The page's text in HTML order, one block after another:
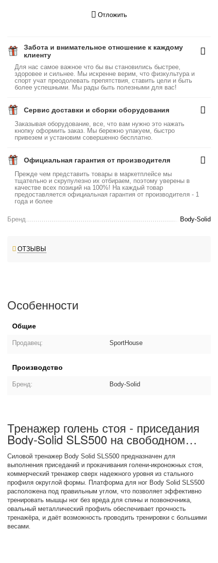
Отложить
Забота и внимательное отношение к каждому
клиенту
Для нас самое важное что бы вы становились быстрее,
здоровее и сильнее. Мы искренне верим, что физкультура и
спорт учат преодолевать препятствия, ставить цели и быть
более успешными. Мы рады быть полезными для вас!
Сервис доставки и сборки оборудования
Заказывая оборудование, все, что вам нужно это нажать
кнопку оформить заказ. Мы бережно упакуем, быстро
привезем и установим совершенно бесплатно.
Официальная гарантия от производителя
Прежде чем представить товары в маркетплейсе мы
тщательно и скрупулезно их отбираем, поэтому уверены в
качестве всех позиций на 100%! На каждый товар
предоставляется официальная гарантия от производителя - 1
года и более
Бренд Body-Solid
ОТЗЫВЫ
Особенности
Общие
Продавец: SportHouse
Производство
Бренд: Body-Solid
Тренажер голень стоя - приседания
Body-Solid SLS500 на свободном
весе: описание товара
Силовой тренажер Body Solid SLS500 предназначен для
выполнения приседаний и прокачивания голени-икроножных стоя,
коммерческий тренажер сверх надежного уровня из стального
профиля округлой формы. Платформа для ног Body Solid SLS500
расположена под правильным углом, что позволяет эффективно
тренировать мышцы ног без вреда для спины и позвоночника,
овальный металлический профиль обеспечивает прочность
тренажёра, и даёт возможность проводить тренировки с большими
весами.